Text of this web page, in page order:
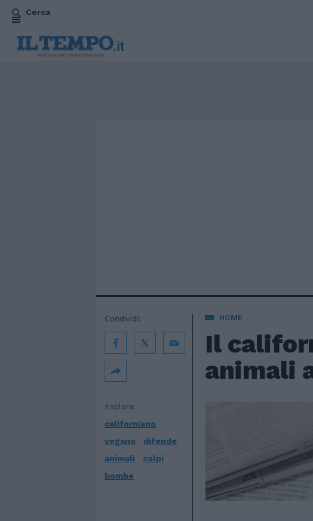
Cerca
HOME
Il
animali
Esplora:
californiano
vegano
difende
animali
colpi
bombe
Condividi: